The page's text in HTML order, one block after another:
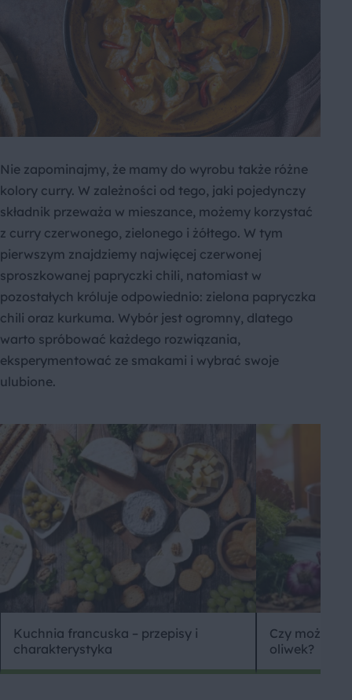
Nie zapominajmy, że mamy do wyrobu także różne
kolory curry. W zależności od tego, jaki pojedynczy
składnik przeważa w mieszance, możemy korzystać
z curry czerwonego, zielonego i żółtego. W tym
pierwszym znajdziemy najwięcej czerwonej
sproszkowanej papryczki chili, natomiast w
pozostałych króluje odpowiednio: zielona papryczka
chili oraz kurkuma. Wybór jest ogromny, dlatego
warto spróbować każdego rozwiązania,
eksperymentować ze smakami i wybrać swoje
ulubione.
Kuchnia francuska – przepisy i
charakterystyka
Czy można
oliwek?